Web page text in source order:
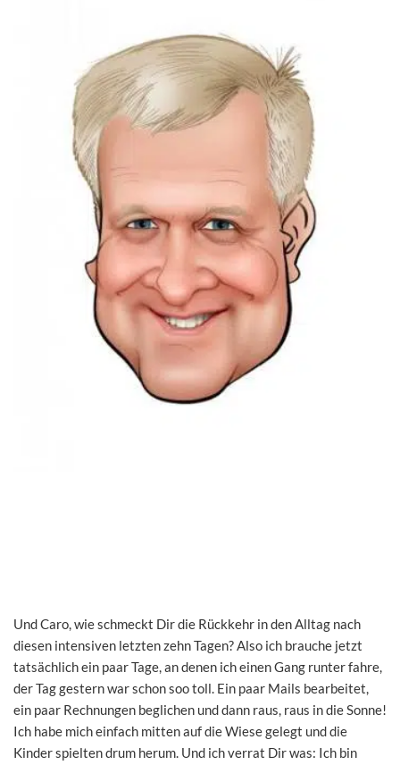
Und Caro, wie schmeckt Dir die Rückkehr in den Alltag nach
diesen intensiven letzten zehn Tagen? Also ich brauche jetzt
tatsächlich ein paar Tage, an denen ich einen Gang runter fahre,
der Tag gestern war schon soo toll. Ein paar Mails bearbeitet,
ein paar Rechnungen beglichen und dann raus, raus in die Sonne!
Ich habe mich einfach mitten auf die Wiese gelegt und die
Kinder spielten drum herum. Und ich verrat Dir was: Ich bin